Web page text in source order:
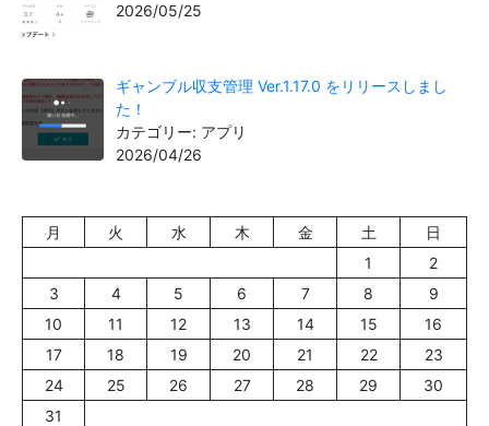
2026/05/25
ギャンブル収支管理 Ver.1.17.0 をリリースしまし
た！
カテゴリー: アプリ
2026/04/26
月 火 水 木 金 土
日
1
2
3
4 5 6 7 8
9
10
11 12 13 14 15
16
17
18 19 20 21 22
23
24
25 26 27 28 29
30
31